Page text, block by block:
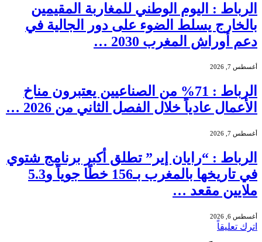
الرباط : اليوم الوطني للمغاربة المقيمين
بالخارج يسلط الضوء على دور الجالية في
دعم أوراش المغرب 2030 …
أغسطس 7, 2026
الرباط : 71% من الصناعيين يعتبرون مناخ
الأعمال عادياً خلال الفصل الثاني من 2026 …
أغسطس 7, 2026
الرباط : “رايان إير” تطلق أكبر برنامج شتوي
في تاريخها بالمغرب بـ156 خطًا جوياً و5.3
ملايين مقعد …
أغسطس 6, 2026
اترك تعليقاً